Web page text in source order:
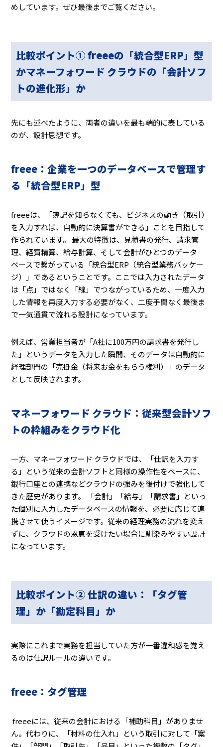
めしています。ぜひ最後までご覧ください。
比較ポイント① freeeの「統合型ERP」型
かマネーフォワード クラウドの「会計ソフ
トの進化形」か
先にも述べたように、両者の違いを最も端的に表している
のが、設計思想です。
freee：企業を一つのデータベースで管理す
る「統合型ERP」型
freeeは、「簿記を知らなくても、ビジネスの動き（取引）
を入力すれば、自動的に決算書ができる」ことを目指して
作られています。 最大の特徴は、見積書の発行、請求管
理、経費精算、給与計算、そして会計がひとつのデータ
ベースで繋がっている「統合型ERP（統合型業務パッケー
ジ）」であるということです。ここでは入力されたデータ
は「点」ではなく「線」でつながっているため、一度入力
した情報を再度入力する必要がなく、二度手間なく最後ま
で一気通貫で流れる設計になっています。
例えば、営業担当者が「A社に100万円の請求書を発行し
た」というデータを入力した瞬間、そのデータは自動的に
経理部門の「売掛金（将来お金をもらう権利）」のデータ
として反映されます。
マネーフォワード クラウド：従来型会計ソフ
トの枠組みをクラウド化
一方、マネーフォワード クラウドでは、「仕訳を入力す
る」という従来の会計ソフトと同様の操作性をベースに、
銀行口座との連携などクラウドの強みを後付けで強化して
きた歴史があります。 「会計」「給与」「請求書」といっ
た個別に入力したデータベースの情報を、必要に応じて連
携させて使うイメージです。従来の経理実務の流れを変え
ずに、クラウドの恩恵を受けたい場合に馴染みやすい設計
になっています。
比較ポイント② 仕訳の違い：「タグ管
理」か「勘定科目」か
実際にこれまで実務を担当していた方が一番違和感を覚え
るのは仕訳ルールの違いです。
freee：タグ管理
freeeには、従来の会計における「補助科目」がありませ
ん。代わりに、「材料の仕入れ」という取引に対して「案